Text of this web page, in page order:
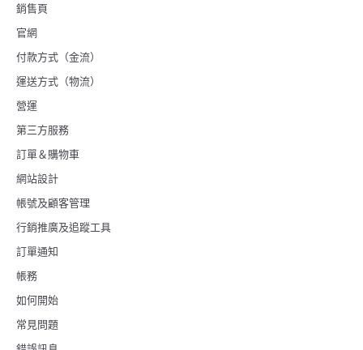
銷售頁
官網
付款方式（金流）
運送方式（物流）
營運
第三方服務
訂單＆購物車
網站設計
帳號及顧客管理
行銷推廣及追蹤工具
訂單通知
帳務
如何開始
常見問題